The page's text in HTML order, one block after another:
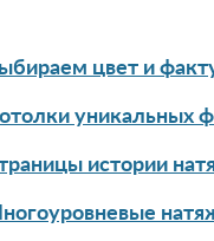
цвет и
уникальных
истории